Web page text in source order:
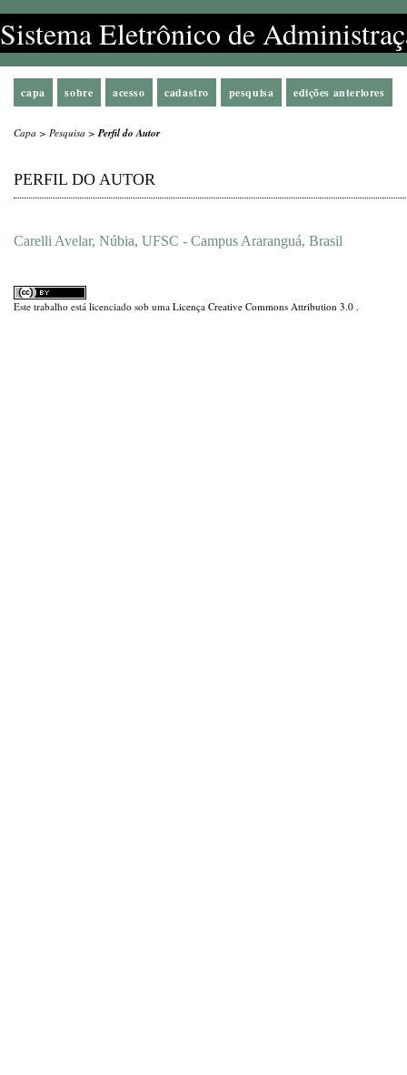
Sistema Eletrônico de
capa sobre acesso cadastro pesquisa edições anteriores
Capa > Pesquisa >Perfil do Autor
PERFIL DO AUTOR
Carelli Avelar, Núbia, UFSC - Campus Araranguá, Brasil
Este trabalho está licenciado sob uma Licença Creative Commons Attribution 3.0 .